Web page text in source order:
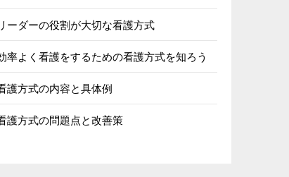
ーダーの役割が大切な看護方式
率よく看護をするための看護方式を知ろう
護方式の内容と具体例
護方式の問題点と改善策